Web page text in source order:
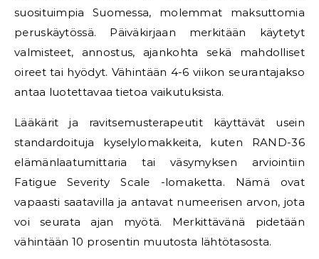
suosituimpia Suomessa, molemmat maksuttomia
peruskäytössä. Päiväkirjaan merkitään käytetyt
valmisteet, annostus, ajankohta sekä mahdolliset
oireet tai hyödyt. Vähintään 4-6 viikon seurantajakso
antaa luotettavaa tietoa vaikutuksista.
Lääkärit ja ravitsemusterapeutit käyttävät usein
standardoituja kyselylomakkeita, kuten RAND-36
elämänlaatumittaria tai väsymyksen arviointiin
Fatigue Severity Scale -lomaketta. Nämä ovat
vapaasti saatavilla ja antavat numeerisen arvon, jota
voi seurata ajan myötä. Merkittävänä pidetään
vähintään 10 prosentin muutosta lähtötasosta.